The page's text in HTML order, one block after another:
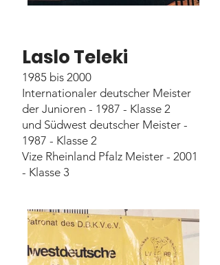
Laslo Teleki
1985 bis 2000
Internationaler deutscher Meister
der Junioren - 1987 - Klasse 2
und Südwest deutscher Meister -
1987 - Klasse 2
Vize Rheinland Pfalz Meister - 2001
- Klasse 3